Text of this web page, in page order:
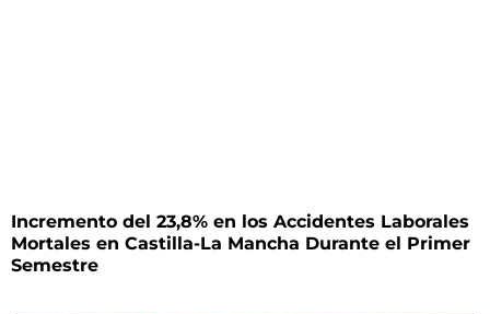
Incremento del 23,8% en los Accidentes Laborales
Mortales en Castilla-La Mancha Durante el Primer
Semestre